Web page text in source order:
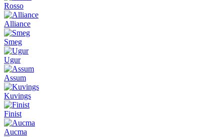
Rosso
Alliance
Smeg
Ugur
Assum
Kuvings
Finist
Aucma